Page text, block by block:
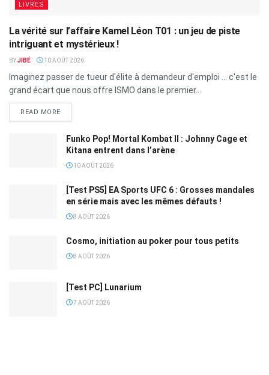
LIVRES
La vérité sur l’affaire Kamel Léon T01 : un jeu de piste
intriguant et mystérieux !
BYJIBÉ 10 AOÛT 2026
Imaginez passer de tueur d'élite à demandeur d'emploi ... c'est le
grand écart que nous offre ISMO dans le premier...
READ MORE
Funko Pop! Mortal Kombat II : Johnny Cage et
Kitana entrent dans l’arène
10 AOÛT 2026
[Test PS5] EA Sports UFC 6 : Grosses mandales
en série mais avec les mêmes défauts !
8 AOÛT 2026
Cosmo, initiation au poker pour tous petits
8 AOÛT 2026
[Test PC] Lunarium
7 AOÛT 2026